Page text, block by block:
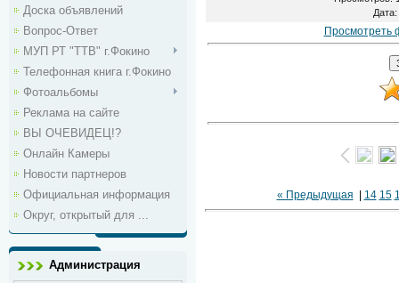
Доска объявлений
Вопрос-Ответ
МУП РТ "ТТВ" г.Фокино
Телефонная книга г.Фокино
Фотоальбомы
Реклама на сайте
ВЫ ОЧЕВИДЕЦ!?
Онлайн Камеры
Новости партнеров
Официальная информация
Округ, открытый для ...
Администрация
Дата:
Просмотреть
« Предыдущая 14 15